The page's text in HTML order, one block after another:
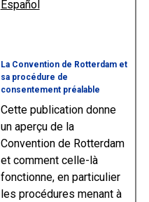
Español
La Convention de Rotterdam et
sa procédure de
consentement préalable
Cette publication donne
un aperçu de la
Convention de Rotterdam
et comment celle-là
fonctionne, en particulier
les procédures menant à